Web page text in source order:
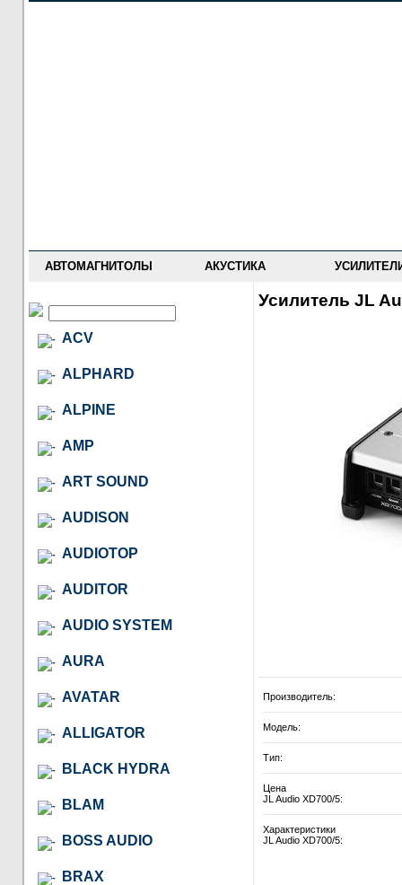
АВТОМАГНИТОЛЫ АКУСТИКА
ACV
ALPHARD
ALPINE
AMP
ART SOUND
AUDISON
AUDIOTOP
AUDITOR
AUDIO SYSTEM
AURA
AVATAR
ALLIGATOR
BLACK HYDRA
BLAM
BOSS AUDIO
BRAX
Усилитель JL
Производитель:
Модель:
Тип:
Цена
JL Audio XD700/5:
Характеристики
JL Audio XD700/5: